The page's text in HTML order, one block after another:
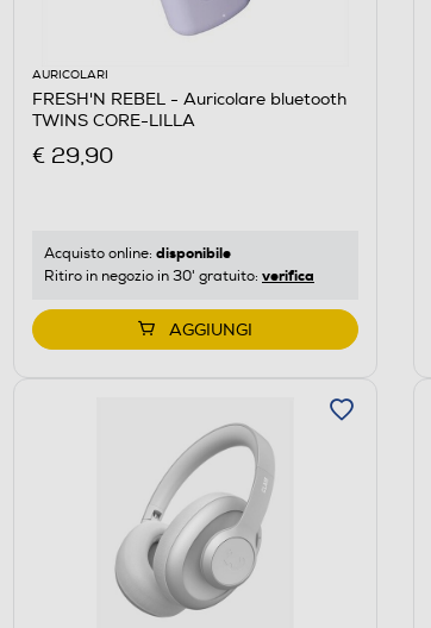
AURICOLARI
FRESH'N REBEL - Auricolare bluetooth
TWINS CORE-LILLA
€ 29,90
Acquisto online: disponibile
Ritiro in negozio in 30' gratuito: verifica
AGGIUNGI